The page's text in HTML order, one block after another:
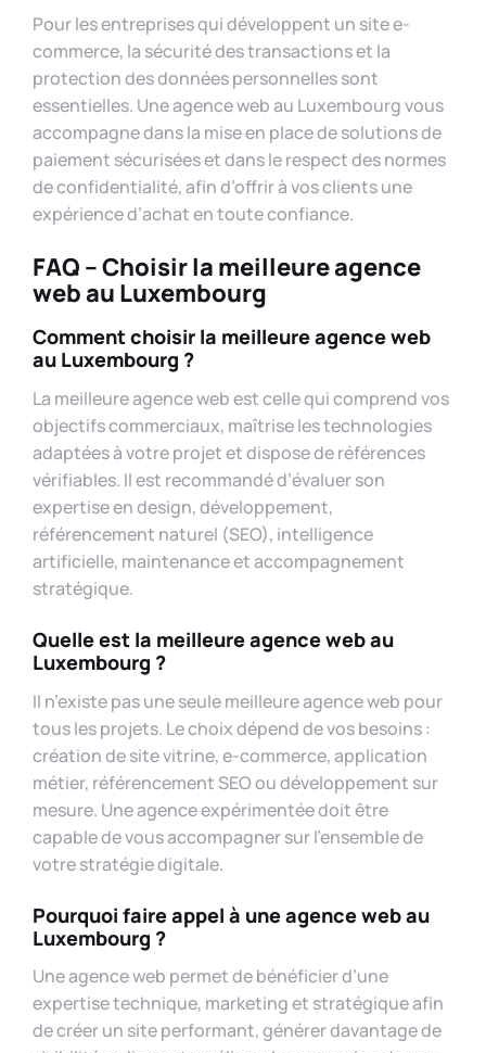
Pour les entreprises qui développent un site e-
commerce, la sécurité des transactions et la
protection des données personnelles sont
essentielles. Une agence web au Luxembourg vous
accompagne dans la mise en place de solutions de
paiement sécurisées et dans le respect des normes
de confidentialité, afin d’offrir à vos clients une
expérience d’achat en toute confiance.
FAQ – Choisir la meilleure agence
web au Luxembourg
Comment choisir la meilleure agence web
au Luxembourg ?
La meilleure agence web est celle qui comprend vos
objectifs commerciaux, maîtrise les technologies
adaptées à votre projet et dispose de références
vérifiables. Il est recommandé d’évaluer son
expertise en design, développement,
référencement naturel (SEO), intelligence
artificielle, maintenance et accompagnement
stratégique.
Quelle est la meilleure agence web au
Luxembourg ?
Il n’existe pas une seule meilleure agence web pour
tous les projets. Le choix dépend de vos besoins :
création de site vitrine, e-commerce, application
métier, référencement SEO ou développement sur
mesure. Une agence expérimentée doit être
capable de vous accompagner sur l’ensemble de
votre stratégie digitale.
Pourquoi faire appel à une agence web au
Luxembourg ?
Une agence web permet de bénéficier d’une
expertise technique, marketing et stratégique afin
de créer un site performant, générer davantage de